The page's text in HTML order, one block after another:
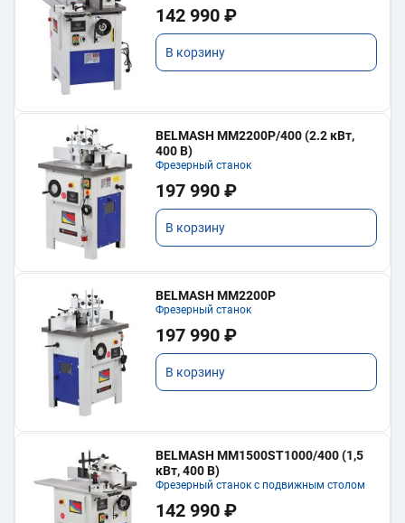
142 990 ₽
В корзину
BELMASH MM2200P/400 (2.2 кВт,
400 В)
Фрезерный станок
197 990 ₽
В корзину
BELMASH MM2200P
Фрезерный станок
197 990 ₽
В корзину
BELMASH MM1500ST1000/400 (1,5
кВт, 400 В)
Фрезерный станок с подвижным столом
142 990 ₽